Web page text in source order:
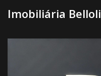
Imobiliária Belloli